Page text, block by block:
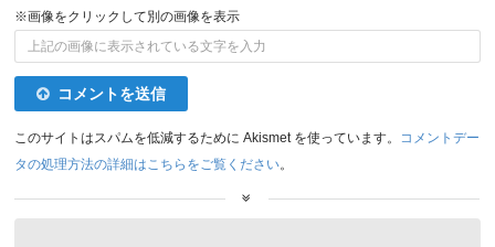
※画像をクリックして別の画像を表示
コメントを送信
このサイトはスパムを低減するために Akismet を使っています。 コメントデー
タの処理方法の詳細はこちらをご覧ください。